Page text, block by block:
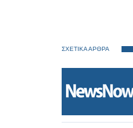
ΣΧΕΤΙΚΑ ΑΡΘΡΑ